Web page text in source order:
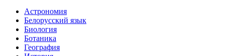
Астрономия
Белорусский язык
Биология
Ботаника
География